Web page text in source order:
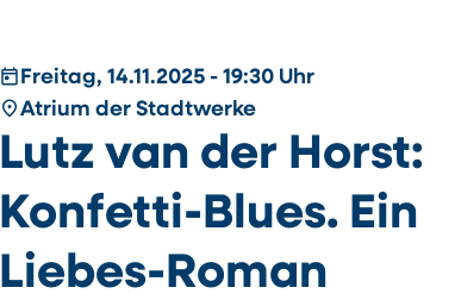
todayFreitag, 14.11.2025 - 19:30 Uhr
placeAtrium der Stadtwerke
Lutz van der Horst:
Konfetti-Blues. Ein
Liebes-Roman